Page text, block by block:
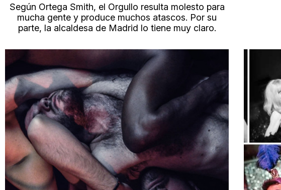
Según Ortega Smith, el Orgullo resulta molesto para
mucha gente y produce muchos atascos. Por su
parte, la alcaldesa de Madrid lo tiene muy claro.